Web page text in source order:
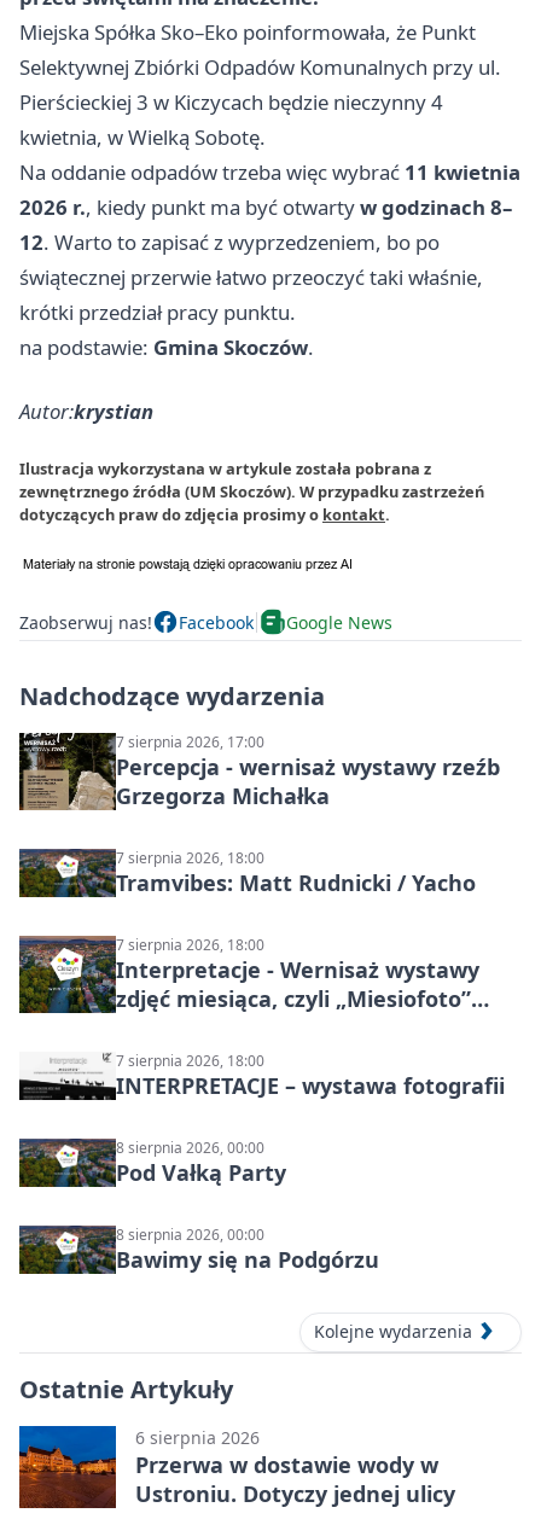
Miejska Spółka Sko–Eko poinformowała, że Punkt
Selektywnej Zbiórki Odpadów Komunalnych przy ul.
Pierścieckiej 3 w Kiczycach będzie nieczynny 4
kwietnia, w Wielką Sobotę.
Na oddanie odpadów trzeba więc wybrać 11 kwietnia
2026 r., kiedy punkt ma być otwartyw godzinach 8–
12. Warto to zapisać z wyprzedzeniem, bo po
świątecznej przerwie łatwo przeoczyć taki właśnie,
krótki przedział pracy punktu.
na podstawie: Gmina Skoczów.
Autor:krystian
Ilustracja wykorzystana w artykule została pobrana z
zewnętrznego źródła (UM Skoczów). W przypadku zastrzeżeń
dotyczących praw do zdjęcia prosimy o kontakt.
Zaobserwuj nas! Facebook Google News
Nadchodzące wydarzenia
7 sierpnia 2026, 17:00
Percepcja - wernisaż wystawy rzeźb
Grzegorza Michałka
7 sierpnia 2026, 18:00
Tramvibes: Matt Rudnicki / Yacho
7 sierpnia 2026, 18:00
Interpretacje - Wernisaż wystawy
zdjęć miesiąca, czyli „Miesiofoto”
Fotograficznego
7 sierpnia 2026, 18:00
INTERPRETACJE – wystawa fotografii
8 sierpnia 2026, 00:00
Pod Vałką Party
8 sierpnia 2026, 00:00
Bawimy się na Podgórzu
Kolejne wydarzenia
Ostatnie Artykuły
6 sierpnia 2026
Przerwa w dostawie wody w
Ustroniu. Dotyczy jednej ulicy